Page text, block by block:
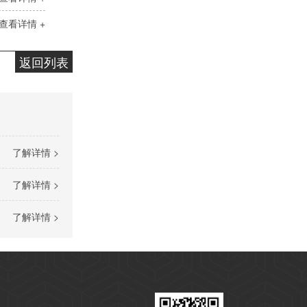
看详情 +
返回列表
了解详情 >
了解详情 >
了解详情 >
变压器油ISO-45#